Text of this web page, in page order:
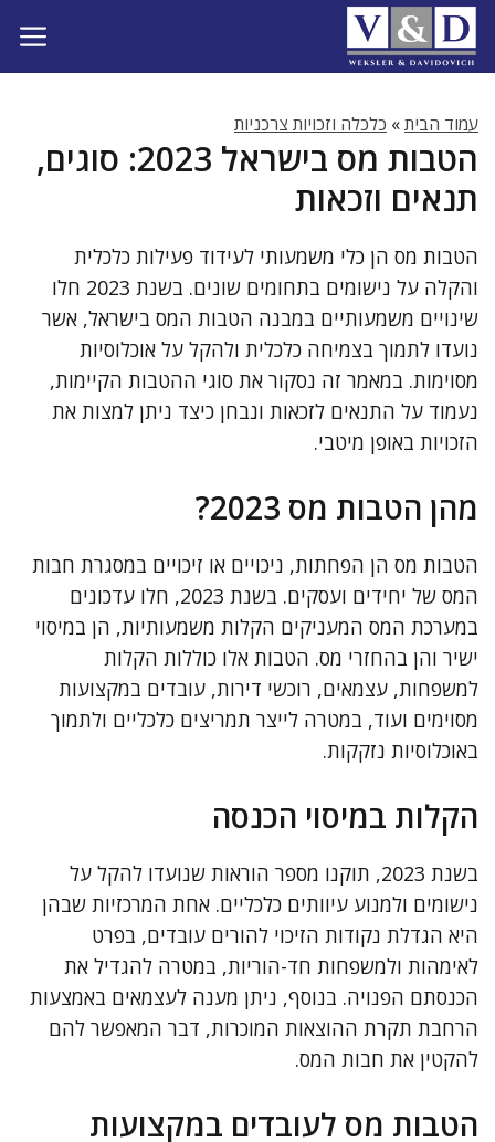
לדלג
לתוכן
עמוד הבית» כלכלה וזכויות צרכניות
הטבות מס בישראל 2023: סוגים,
תנאים וזכאות
הטבות מס הן כלי משמעותי לעידוד פעילות כלכלית
והקלה על נישומים בתחומים שונים. בשנת 2023 חלו
שינויים משמעותיים במבנה הטבות המס בישראל, אשר
נועדו לתמוך בצמיחה כלכלית ולהקל על אוכלוסיות
מסוימות. במאמר זה נסקור את סוגי ההטבות הקיימות,
נעמוד על התנאים לזכאות ונבחן כיצד ניתן למצות את
הזכויות באופן מיטבי.
מהן הטבות מס 2023?
הטבות מס הן הפחתות, ניכויים או זיכויים במסגרת חבות
המס של יחידים ועסקים. בשנת 2023, חלו עדכונים
במערכת המס המעניקים הקלות משמעותיות, הן במיסוי
ישיר והן בהחזרי מס. הטבות אלו כוללות הקלות
למשפחות, עצמאים, רוכשי דירות, עובדים במקצועות
מסוימים ועוד, במטרה לייצר תמריצים כלכליים ולתמוך
באוכלוסיות נזקקות.
הקלות במיסוי הכנסה
בשנת 2023, תוקנו מספר הוראות שנועדו להקל על
נישומים ולמנוע עיוותים כלכליים. אחת המרכזיות שבהן
היא הגדלת נקודות הזיכוי להורים עובדים, בפרט
לאימהות ולמשפחות חד-הוריות, במטרה להגדיל את
הכנסתם הפנויה. בנוסף, ניתן מענה לעצמאים באמצעות
הרחבת תקרת ההוצאות המוכרות, דבר המאפשר להם
להקטין את חבות המס.
הטבות מס לעובדים במקצועות